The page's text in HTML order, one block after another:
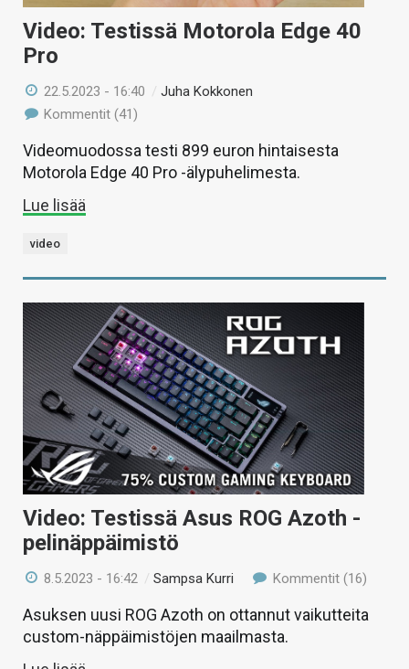
Video: Testissä Motorola Edge 40
Pro
22.5.2023 - 16:40 /Juha Kokkonen
Kommentit (41)
Videomuodossa testi 899 euron hintaisesta
Motorola Edge 40 Pro -älypuhelimesta.
Lue lisää
video
Video: Testissä Asus ROG Azoth -
pelinäppäimistö
8.5.2023 - 16:42 /Sampsa Kurri Kommentit (16)
Asuksen uusi ROG Azoth on ottannut vaikutteita
custom-näppäimistöjen maailmasta.